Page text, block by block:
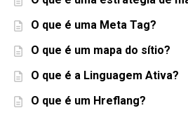
O que é uma Meta Tag?
O que é um mapa do sítio?
O que é a Linguagem Ativa?
O que é um Hreflang?